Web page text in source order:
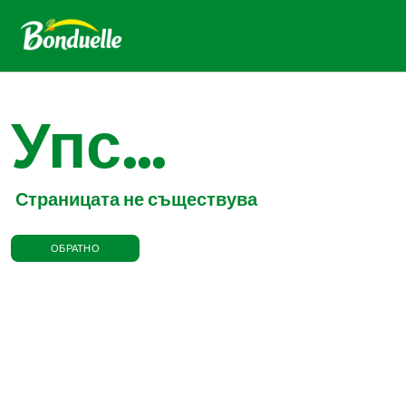
Упс...
Страницата не съществува
ОБРАТНО